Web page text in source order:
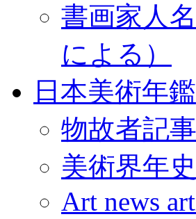
書画家人
による）
日本美術年鑑
物故者記事
美術界年史
Art news